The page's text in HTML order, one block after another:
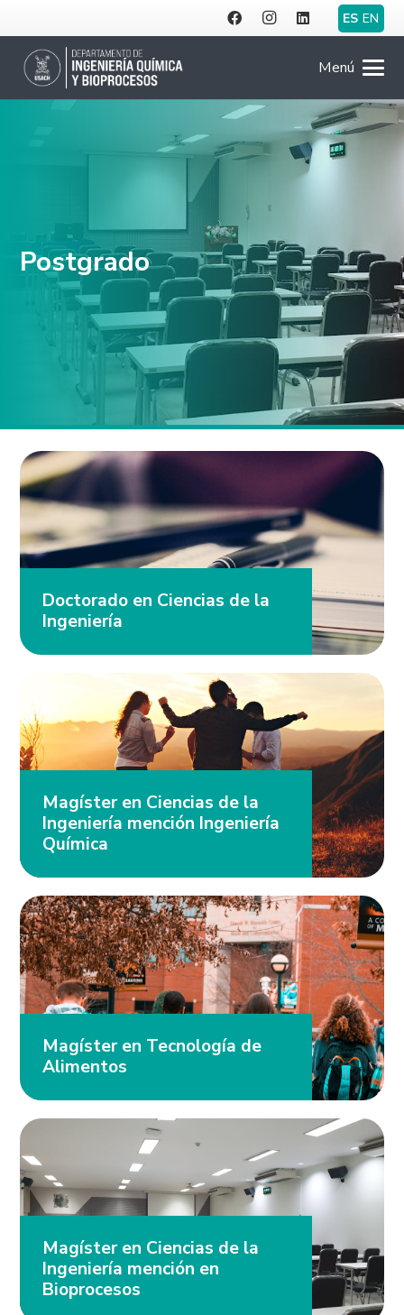
ES EN
Menú
Postgrado
Doctorado en Ciencias de la
Ingeniería
Magíster en Ciencias de la
Ingeniería mención Ingeniería
Química
Magíster en Tecnología de
Alimentos
Magíster en Ciencias de la
Ingeniería mención en
Bioprocesos